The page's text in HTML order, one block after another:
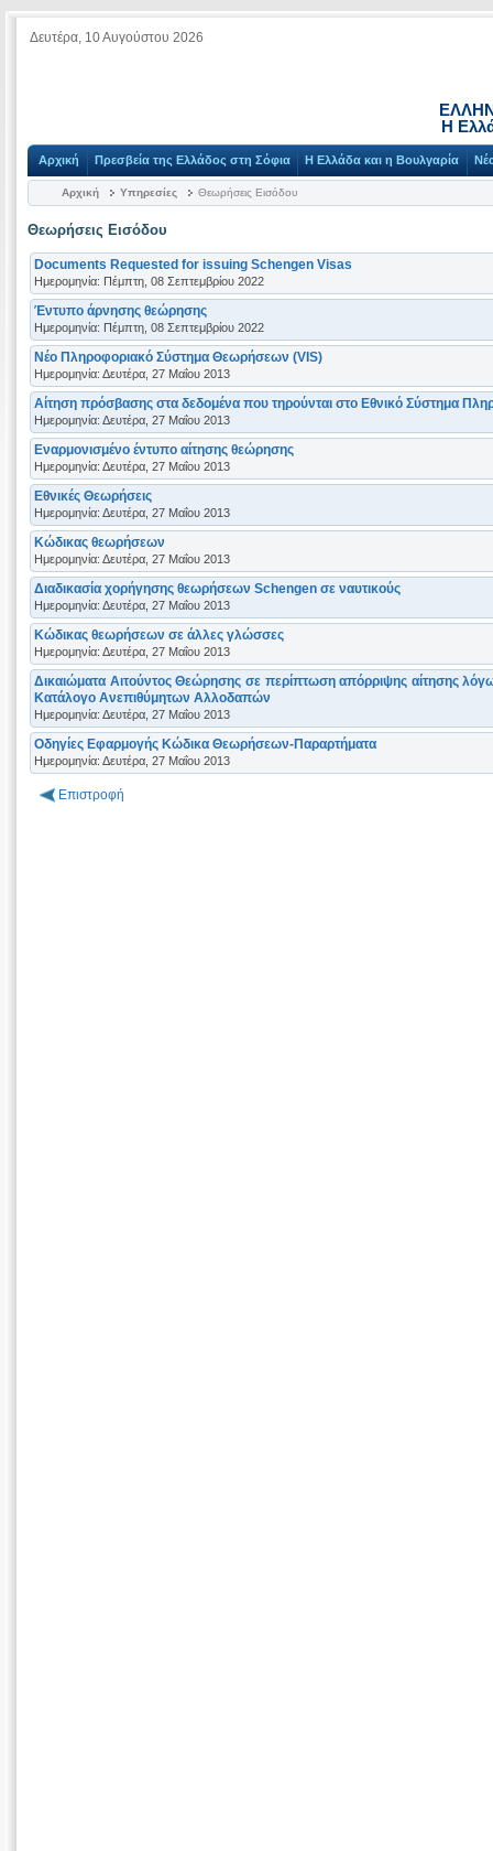
Δευτέρα, 10 Αυγούστου 2026
Η
Αρχική Πρεσβεία της Ελλάδος στη Σόφια Η Ελλάδα και η Βουλγαρία
Αρχική Υπηρεσίες Θεωρήσεις Εισόδου
Θεωρήσεις Εισόδου
Documents Requested for issuing Schengen Visas
Ημερομηνία: Πέμπτη, 08 Σεπτεμβρίου 2022
Έντυπο άρνησης θεώρησης
Ημερομηνία: Πέμπτη, 08 Σεπτεμβρίου 2022
Νέο Πληροφοριακό Σύστημα Θεωρήσεων (VIS)
Ημερομηνία: Δευτέρα, 27 Μαΐου 2013
Αίτηση πρόσβασης στα δεδομένα που τηρούνται στο Εθνικό Σύστημα
Ημερομηνία: Δευτέρα, 27 Μαΐου 2013
Εναρμονισμένο έντυπο αίτησης θεώρησης
Ημερομηνία: Δευτέρα, 27 Μαΐου 2013
Εθνικές Θεωρήσεις
Ημερομηνία: Δευτέρα, 27 Μαΐου 2013
Κώδικας θεωρήσεων
Ημερομηνία: Δευτέρα, 27 Μαΐου 2013
Διαδικασία χορήγησης θεωρήσεων Schengen σε ναυτικούς
Ημερομηνία: Δευτέρα, 27 Μαΐου 2013
Κώδικας θεωρήσεων σε άλλες γλώσσες
Ημερομηνία: Δευτέρα, 27 Μαΐου 2013
Δικαιώματα Αιτούντος Θεώρησης σε περίπτωση απόρριψης αίτησης
Κατάλογο Ανεπιθύμητων Αλλοδαπών
Ημερομηνία: Δευτέρα, 27 Μαΐου 2013
Οδηγίες Εφαρμογής Κώδικα Θεωρήσεων-Παραρτήματα
Ημερομηνία: Δευτέρα, 27 Μαΐου 2013
Επιστροφή